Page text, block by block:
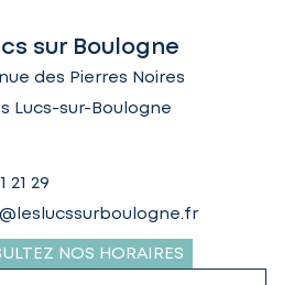
sur Boulogne
des Pierres Noires
Lucs-sur-Boulogne
21 29
NOS HORAIRES